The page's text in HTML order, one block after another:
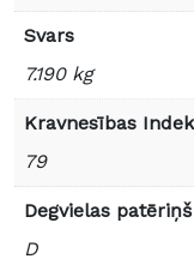
Svars
7.190 kg
Kravnesības
79
Degvielas patēriņš
D